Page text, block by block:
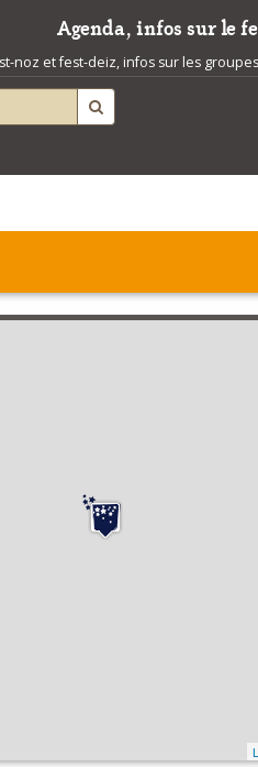
Agenda, infos sur le
noz et fest-deiz, infos sur les